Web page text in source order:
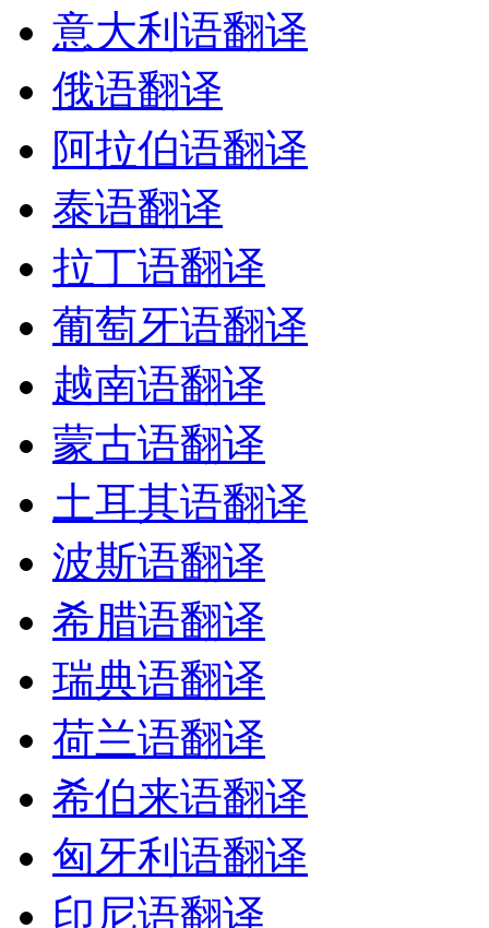
意大利语翻译
俄语翻译
阿拉伯语翻译
泰语翻译
拉丁语翻译
葡萄牙语翻译
越南语翻译
蒙古语翻译
土耳其语翻译
波斯语翻译
希腊语翻译
瑞典语翻译
荷兰语翻译
希伯来语翻译
匈牙利语翻译
印尼语翻译